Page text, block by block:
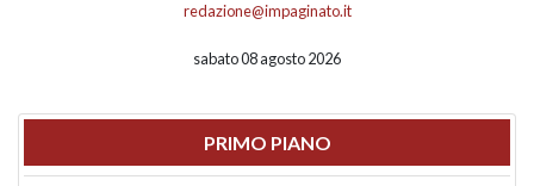
redazione@impaginato.it
sabato 08 agosto 2026
PRIMO PIANO